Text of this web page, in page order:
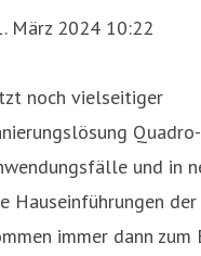
März 2024 10:22
noch vielseitiger
und in
Hauseinführungen
immer dann zum